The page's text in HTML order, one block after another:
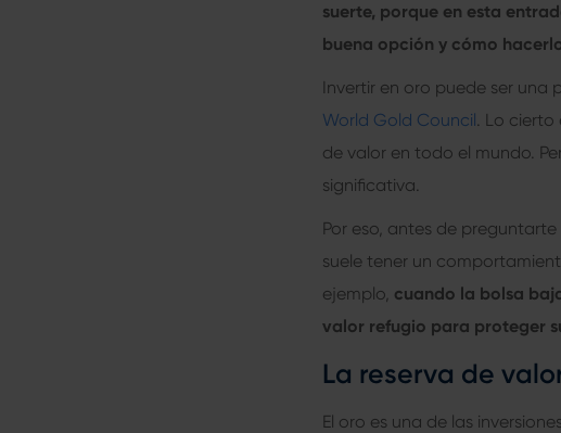
suerte, porque en esta
buena opción y cómo
Invertir en oro puede ser
World Gold Council. Lo cierto
de valor en todo el mundo.
significativa.
Por eso, antes de
suele tener un
ejemplo, cuando la bolsa
valor refugio para proteger
La reserva de
El oro es una de las